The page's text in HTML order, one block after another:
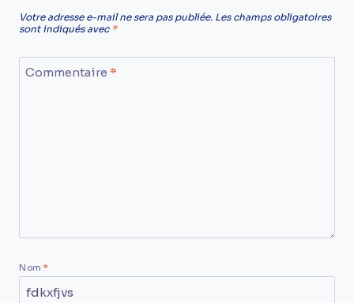
Votre adresse e-mail ne sera pas publiée. Les champs obligatoires
sont indiqués avec *
Commentaire *
Nom *